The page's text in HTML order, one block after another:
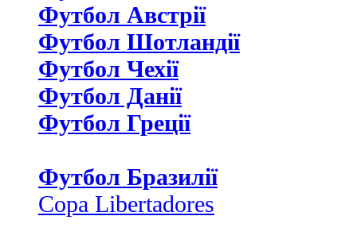
Футбол Австрії
Футбол Шотландії
Футбол Чехії
Футбол Данії
Футбол Греції
Футбол Бразилії
Copa Libertadores